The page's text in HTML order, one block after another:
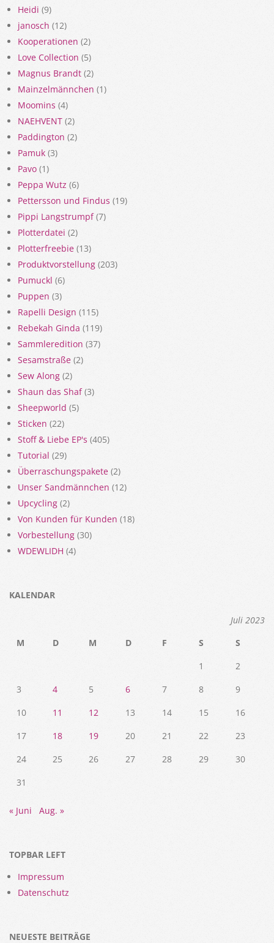
Heidi (9)
janosch (12)
Kooperationen (2)
Love Collection (5)
Magnus Brandt (2)
Mainzelmännchen (1)
Moomins (4)
NAEHVENT (2)
Paddington (2)
Pamuk (3)
Pavo (1)
Peppa Wutz (6)
Pettersson und Findus (19)
Pippi Langstrumpf(7)
Plotterdatei (2)
Plotterfreebie (13)
Produktvorstellung (203)
Pumuckl (6)
Puppen (3)
Rapelli Design (115)
Rebekah Ginda (119)
Sammleredition (37)
Sesamstraße (2)
Sew Along (2)
Shaun das Shaf(3)
Sheepworld (5)
Sticken (22)
Stoff & Liebe EP's (405)
Tutorial (29)
Überraschungspakete (2)
Unser Sandmännchen (12)
Upcycling (2)
Von Kunden für Kunden (18)
Vorbestellung (30)
WDEWLIDH (4)
KALENDAR
Juli 2023
M
D M D F S
S
1
2
3
4 5 6 7 8
9
10
11 12 13 14 15
16
17
18 19 20 21 22
23
24
25 26 27 28 29
30
31
« Juni Aug. »
TOPBAR LEFT
Impressum
Datenschutz
NEUESTE BEITRÄGE